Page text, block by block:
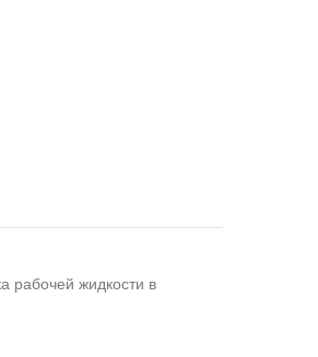
рабочей жидкости в